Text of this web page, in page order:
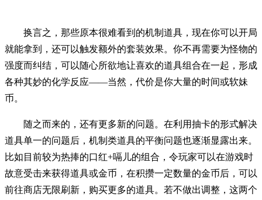
换言之，那些原本很难看到的机制道具，现在你可以开局
就能拿到，还可以触发额外的套装效果。你不再需要为怪物的
强度而纠结，可以随心所欲地让喜欢的道具组合在一起，形成
各种其妙的化学反应——当然，代价是你大量的时间或软妹
币。
随之而来的，还有更多新的问题。在利用抽卡的形式解决
道具单一的问题后，机制类道具的平衡问题也逐渐显露出来。
比如目前较为热捧的口红+嗝儿的组合，令玩家可以在游戏时
故意受击来获得道具或金币，在积攒一定数量的金币后，可以
前往商店无限刷新，购买更多的道具。若不做出调整，这两个